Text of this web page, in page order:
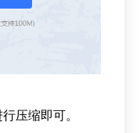
压缩即可。